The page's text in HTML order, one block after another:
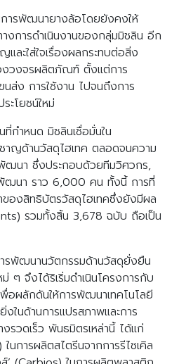
การพัฒนายางล้อโดยยังคงให้
งการดำเนินงานของกลุ่มมิชลิน อีก
ละใส่ใจเรื่องผลกระทบต่อสิ่ง
งวงจรผลิตภัณฑ์ ตั้งแต่การ
ส่ง การใช้งาน ไปจนถึงการ
ะโยชน์ใหม่
ที่กำหนด มิชลินเชื่อมั่นใน
าญด้านวัสดุไฮเทค ตลอดจนความ
ฒนา ซึ่งประกอบด้วยทีมวิศวกร,
ฒนา ราว 6,000 คน ทั้งนี้ การที่
ของสิทธิบัตรวัสดุไฮเทคซึ่งยังมีผล
รวมทั้งสิ้น 3,678 ฉบับ ถือเป็น
รพัฒนานวัตกรรมด้านวัสดุยั่งยืน
ๆ จึงได้ริเริ่มดำเนินโครงการกับ
อผลักดันให้การพัฒนาเทคโนโลยี
งในด้านการแปรสภาพและการ
งรวดเร็ว พันธมิตรเหล่านี้ ได้แก่
ในการผลิตสไตรีนจากการรีไซเคิล